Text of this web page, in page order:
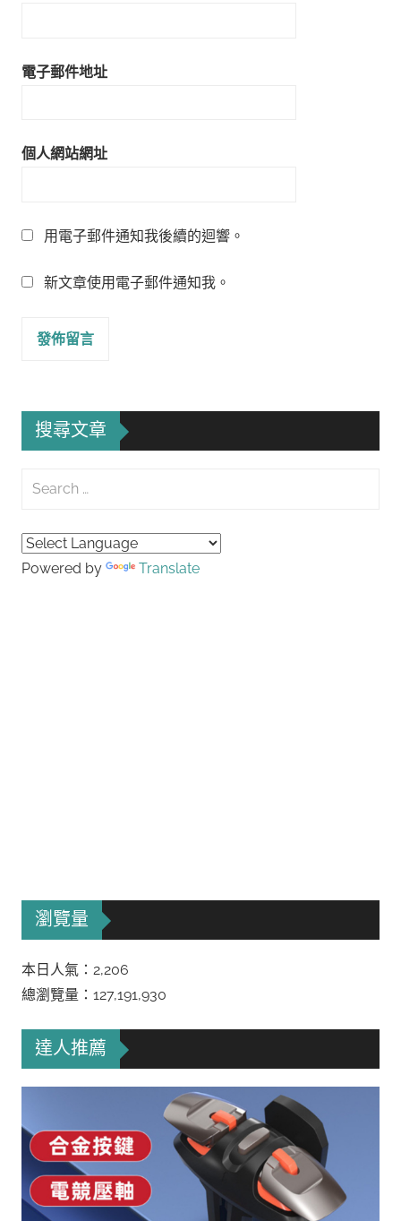
電子郵件地址
個人網站網址
用電子郵件通知我後續的迴響。
新文章使用電子郵件通知我。
搜尋文章
Search
Powered by Translate
瀏覽量
本日人氣：2,206
總瀏覽量：127,191,930
達人推薦